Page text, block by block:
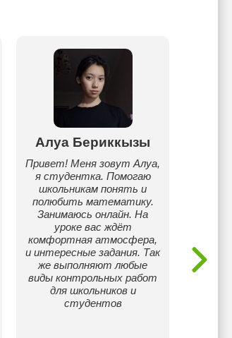
Алуа Бериккызы
Привет! Меня зовут Алуа,
я студентка. Помогаю
школьникам понять и
полюбить математику.
Занимаюсь онлайн. На
уроке вас ждёт
комфортная атмосфера,
и интересные задания. Так
же выполняют любые
виды контрольных работ
для школьников и
студентов